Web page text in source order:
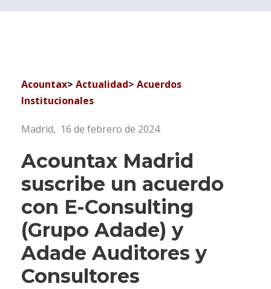
Acountax> Actualidad> Acuerdos
Institucionales
Madrid, 16 de febrero de 2024
Acountax Madrid
suscribe un acuerdo
con E-Consulting
(Grupo Adade) y
Adade Auditores y
Consultores